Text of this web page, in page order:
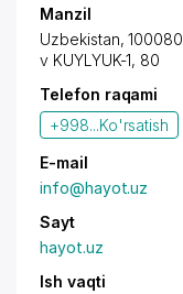
Manzil
Uzbekistan,
v KUYLYUK-1, 80
Telefon raqami
+998...Ko'rsatish
E-mail
info@hayot.uz
Sayt
hayot.uz
Ish vaqti